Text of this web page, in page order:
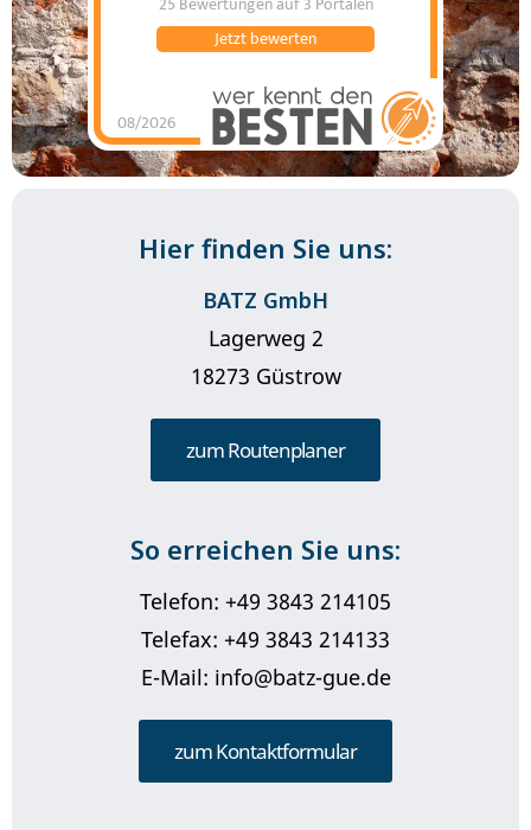
Hier finden Sie uns:
BATZ GmbH
Lagerweg 2
18273 Güstrow
zum Routenplaner
So erreichen Sie uns:
Telefon: +49 3843 214105
Telefax: +49 3843 214133
E-Mail: info@batz-gue.de
zum Kontaktformular
08/2026
Jetzt bewerten
BATZ GmbH - Tom
Zielkehat4.85von5
Sternen |25BATZ
GmbH - Tom